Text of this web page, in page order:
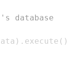
database
) . execute ( )